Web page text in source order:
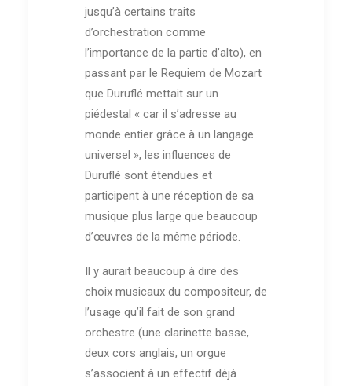
jusqu’à certains traits
d’orchestration comme
l’importance de la partie d’alto), en
passant par le Requiem de Mozart
que Duruflé mettait sur un
piédestal « car il s’adresse au
monde entier grâce à un langage
universel », les influences de
Duruflé sont étendues et
participent à une réception de sa
musique plus large que beaucoup
d’œuvres de la même période.
Il y aurait beaucoup à dire des
choix musicaux du compositeur, de
l’usage qu’il fait de son grand
orchestre (une clarinette basse,
deux cors anglais, un orgue
s’associent à un effectif déjà